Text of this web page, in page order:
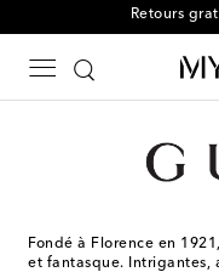
Fondé à Florence en
et fantasque. Intrigantes,